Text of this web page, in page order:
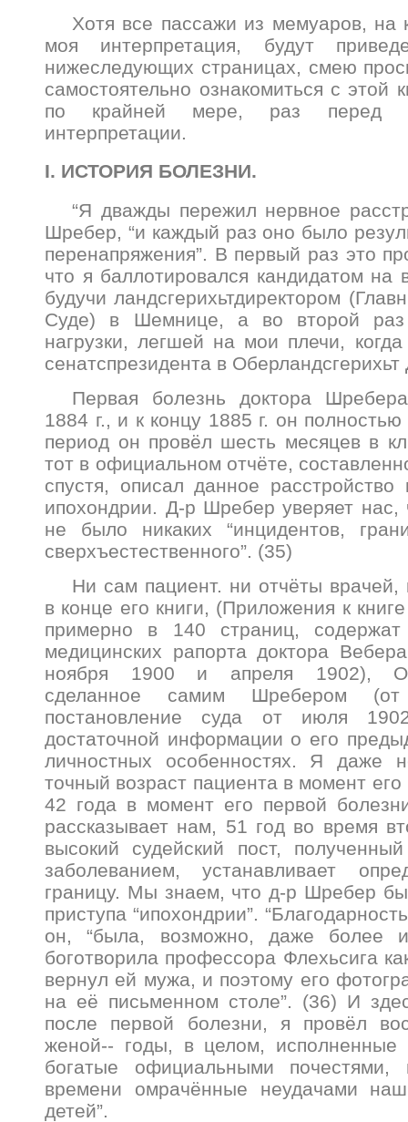
Хотя все пассажи из мемуаров, на
моя интерпретация, будут
нижеследующих страницах, смею
самостоятельно ознакомиться с этой
по крайней мере, раз перед
интерпретации.
I. ИСТОРИЯ БОЛЕЗНИ.
“Я дважды пережил нервное
Шребер, “и каждый раз оно было
перенапряжения”. В первый раз это
что я баллотировался кандидатом на
будучи ландсгерихьтдиректором
Суде) в Шемнице, а во второй раз
нагрузки, легшей на мои плечи,
сенатспрезидента в Оберландсгерихьт
Первая болезнь доктора
1884 г., и к концу 1885 г. он
период он провёл шесть месяцев в
тот в официальном отчёте,
спустя, описал данное расстройство
ипохондрии. Д-р Шребер уверяет нас,
не было никаких “инцидентов,
сверхъестественного”. (35)
Ни сам пациент. ни отчёты врачей,
в конце его книги, (Приложения к
примерно в 140 страниц,
медицинских рапорта доктора
ноября 1900 и апреля 1902),
сделанное самим Шребером
постановление суда от июля
достаточной информации о его
личностных особенностях. Я даже
точный возраст пациента в момент
42 года в момент его первой
рассказывает нам, 51 год во время
высокий судейский пост,
заболеванием, устанавливает
границу. Мы знаем, что д-р Шребер
приступа “ипохондрии”.
он, “была, возможно, даже более
боготворила профессора Флехьсига
вернул ей мужа, и поэтому его
на её письменном столе”. (36) И
после первой болезни, я провёл
женой-- годы, в целом, исполненные
богатые официальными
времени омрачённые неудачами
детей”.